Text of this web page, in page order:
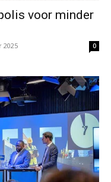
voor minder
2025 0